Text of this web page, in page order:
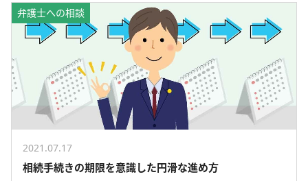
弁護士への相談
2021.07.17
相続手続きの期限を意識した円滑な進め方